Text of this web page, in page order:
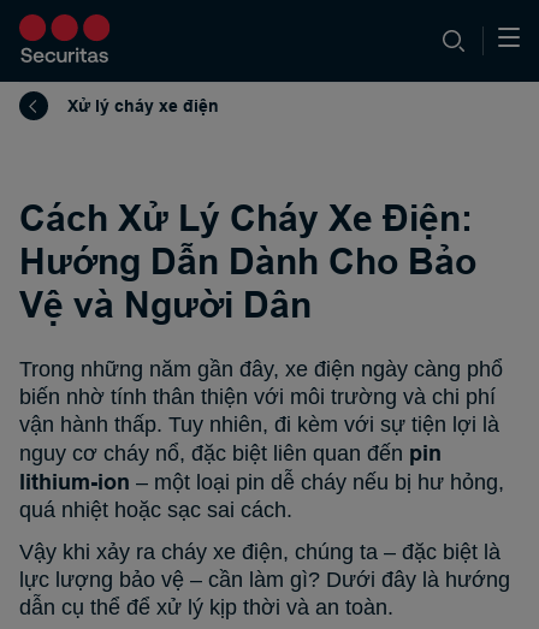
Xử lý cháy xe điện
Cách Xử Lý Cháy Xe Điện:
Hướng Dẫn Dành Cho Bảo
Vệ và Người Dân
Trong những năm gần đây, xe điện ngày càng phổ
biến nhờ tính thân thiện với môi trường và chi phí
vận hành thấp. Tuy nhiên, đi kèm với sự tiện lợi là
nguy cơ cháy nổ, đặc biệt liên quan đến pin
lithium-ion – một loại pin dễ cháy nếu bị hư hỏng,
quá nhiệt hoặc sạc sai cách.
Vậy khi xảy ra cháy xe điện, chúng ta – đặc biệt là
lực lượng bảo vệ – cần làm gì? Dưới đây là hướng
dẫn cụ thể để xử lý kịp thời và an toàn.